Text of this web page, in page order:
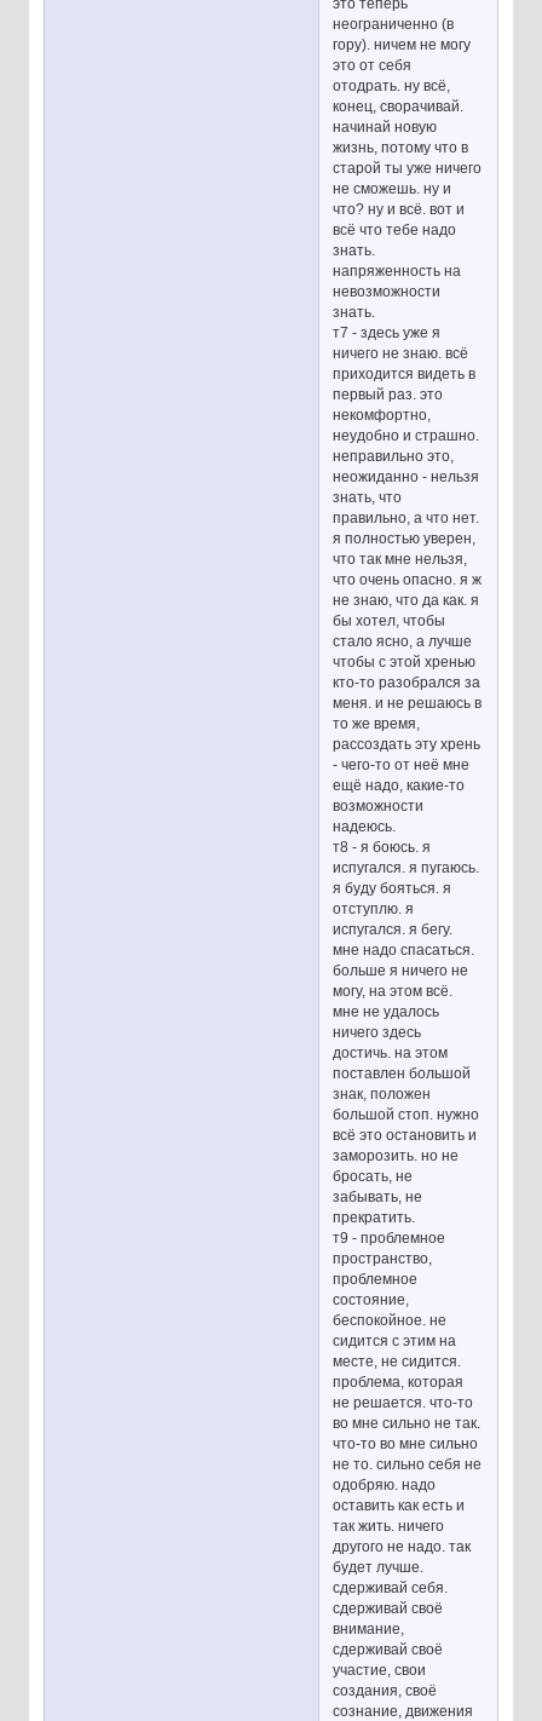
это теперь
неограниченно (в
гору). ничем не могу
это от себя
отодрать. ну всё,
конец, сворачивай.
начинай новую
жизнь, потому что в
старой ты уже ничего
не сможешь. ну и
что? ну и всё. вот и
всё что тебе надо
знать.
напряженность на
невозможности
знать.
т7 - здесь уже я
ничего не знаю. всё
приходится видеть в
первый раз. это
некомфортно,
неудобно и страшно.
неправильно это,
неожиданно - нельзя
знать, что
правильно, а что нет.
я полностью уверен,
что так мне нельзя,
что очень опасно. я ж
не знаю, что да как. я
бы хотел, чтобы
стало ясно, а лучше
чтобы с этой хренью
кто-то разобрался за
меня. и не решаюсь в
то же время,
рассоздать эту хрень
- чего-то от неё мне
ещё надо, какие-то
возможности
надеюсь.
т8 - я боюсь. я
испугался. я пугаюсь.
я буду бояться. я
отступлю. я
испугался. я бегу.
мне надо спасаться.
больше я ничего не
могу, на этом всё.
мне не удалось
ничего здесь
достичь. на этом
поставлен большой
знак, положен
большой стоп. нужно
всё это остановить и
заморозить. но не
бросать, не
забывать, не
прекратить.
т9 - проблемное
пространство,
проблемное
состояние,
беспокойное. не
сидится с этим на
месте, не сидится.
проблема, которая
не решается. что-то
во мне сильно не так.
что-то во мне сильно
не то. сильно себя не
одобряю. надо
оставить как есть и
так жить. ничего
другого не надо. так
будет лучше.
сдерживай себя.
сдерживай своё
внимание,
сдерживай своё
участие, свои
создания, своё
сознание, движения